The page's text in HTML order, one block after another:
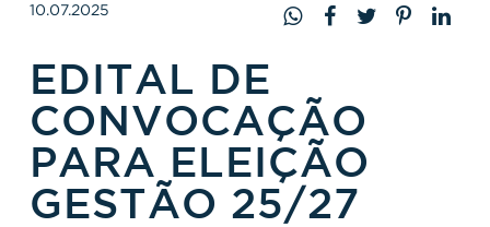
10.07.2025
EDITAL DE
CONVOCAÇÃO
PARA ELEIÇÃO
GESTÃO 25/27